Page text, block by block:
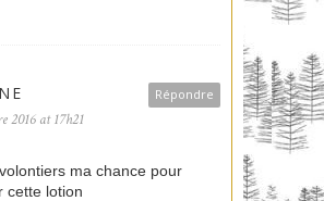
Répondre
2016 at 17h21
ma chance pour
cette lotion